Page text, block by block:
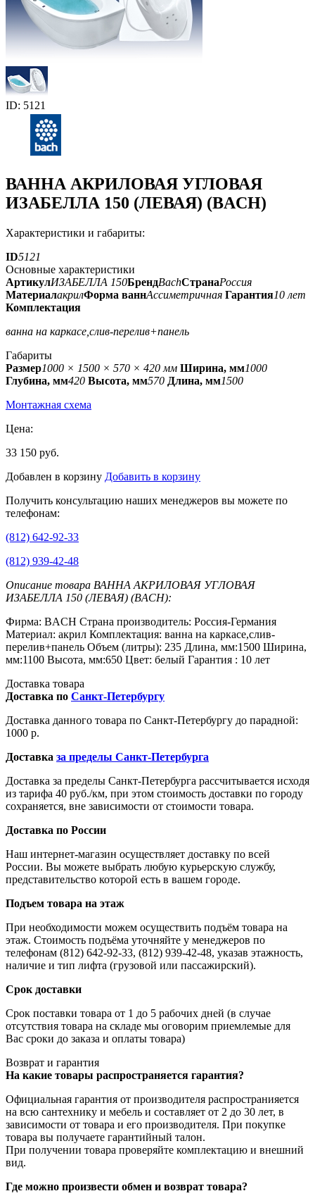
ID: 5121
ВАННА АКРИЛОВАЯ УГЛОВАЯ
ИЗАБЕЛЛА 150 (ЛЕВАЯ) (BACH)
Характеристики и габариты:
ID5121
Основные характеристики
АртикулИЗАБЕЛЛА 150БрендBachСтранаРоссия
МатериалакрилФорма ваннАссиметричная Гарантия10 лет
Комплектация
ванна на каркасе,слив-перелив+панель
Габариты
Размер1000 × 1500 × 570 × 420 мм Ширина, мм1000
Глубина, мм420 Высота, мм570 Длина, мм1500
Монтажная схема
Цена:
33 150 руб.
Добавлен в корзину Добавить в корзину
Получить консультацию наших менеджеров вы можете по
телефонам:
(812) 642-92-33
(812) 939-42-48
Описание товара ВАННА АКРИЛОВАЯ УГЛОВАЯ
ИЗАБЕЛЛА 150 (ЛЕВАЯ) (BACH):
Фирма: BACH Страна производитель: Россия-Германия
Материал: акрил Комплектация: ванна на каркасе,слив-
перелив+панель Объем (литры): 235 Длина, мм:1500 Ширина,
мм:1100 Высота, мм:650 Цвет: белый Гарантия : 10 лет
Доставка товара
Доставка по Санкт-Петербургу
Доставка данного товара по Санкт-Петербургу до парадной:
1000 р.
Доставка за пределы Санкт-Петербурга
Доставка за пределы Санкт-Петербурга рассчитывается исходя
из тарифа 40 руб./км, при этом стоимость доставки по городу
сохраняется, вне зависимости от стоимости товара.
Доставка по России
Наш интернет-магазин осуществляет доставку по всей
России. Вы можете выбрать любую курьерскую службу,
представительство которой есть в вашем городе.
Подъем товара на этаж
При необходимости можем осуществить подъём товара на
этаж. Стоимость подъёма уточняйте у менеджеров по
телефонам (812) 642-92-33, (812) 939-42-48, указав этажность,
наличие и тип лифта (грузовой или пассажирский).
Срок доставки
Срок поставки товара от 1 до 5 рабочих дней (в случае
отсутствия товара на складе мы оговорим приемлемые для
Вас сроки до заказа и оплаты товара)
Возврат и гарантия
На какие товары распространяется гарантия?
Официальная гарантия от производителя распространияется
на всю сантехнику и мебель и составляет от 2 до 30 лет, в
зависимости от товара и его производителя. При покупке
товара вы получаете гарантийный талон.
При получении товара проверяйте комплектацию и внешний
вид.
Где можно произвести обмен и возврат товара?